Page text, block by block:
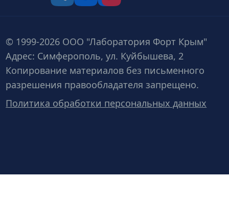
© 1999-2026 ООО "Лаборатория Форт Крым"
Адрес: Симферополь, ул. Куйбышева, 2
Копирование материалов без письменного
разрешения правообладателя запрещено.
Политика обработки персональных данных